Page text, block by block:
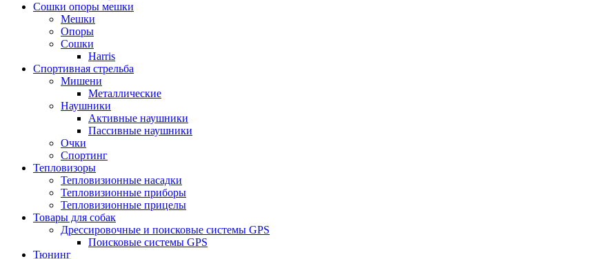
Сошки опоры мешки
Мешки
Опоры
Сошки
Harris
Спортивная стрельба
Мишени
Металлические
Наушники
Активные наушники
Пассивные наушники
Очки
Спортинг
Тепловизоры
Тепловизионные насадки
Тепловизионные приборы
Тепловизионные прицелы
Товары для собак
Дрессировочные и поисковые системы GPS
Поисковые системы GPS
Тюнинг